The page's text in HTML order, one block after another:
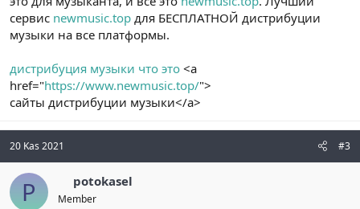
сервис newmusic.top для БЕСПЛАТНОЙ дистрибуции
музыки на все платформы.
дистрибуция музыки что это <a
href="https://www.newmusic.top/">
сайты дистрибуции музыки</a>
20 Kas 2021 #3
P potokasel
Member